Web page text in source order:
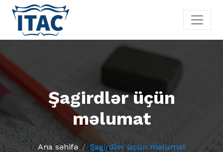
Şagirdlər üçün
məlumat
Ana səhifə Şagirdlər üçün məlumat